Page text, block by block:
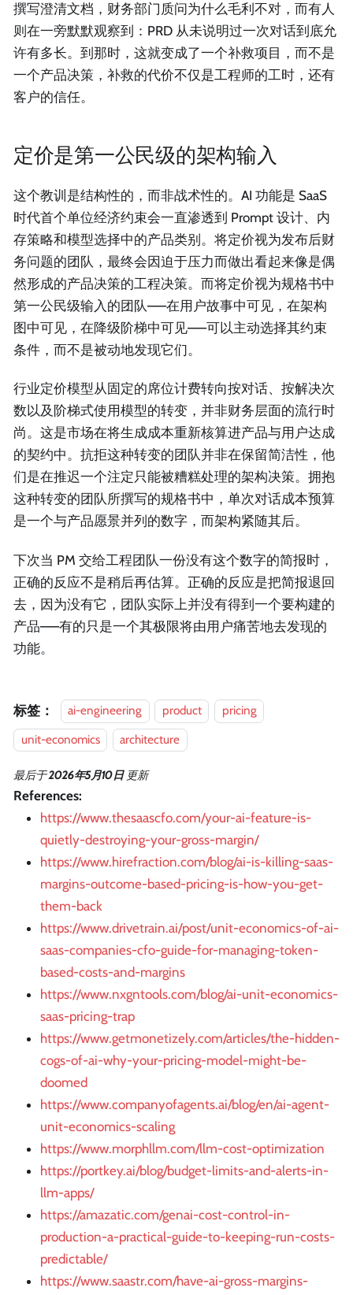
撰写澄清文档，财务部门质问为什么毛利不对，而有人
则在一旁默默观察到：PRD 从未说明过一次对话到底允
许有多长。到那时，这就变成了一个补救项目，而不是
一个产品决策，补救的代价不仅是工程师的工时，还有
客户的信任。
定价是第一公民级的架构输入
这个教训是结构性的，而非战术性的。AI 功能是 SaaS
时代首个单位经济约束会一直渗透到 Prompt 设计、内
存策略和模型选择中的产品类别。将定价视为发布后财
务问题的团队，最终会因迫于压力而做出看起来像是偶
然形成的产品决策的工程决策。而将定价视为规格书中
第一公民级输入的团队——在用户故事中可见，在架构
图中可见，在降级阶梯中可见——可以主动选择其约束
条件，而不是被动地发现它们。
行业定价模型从固定的席位计费转向按对话、按解决次
数以及阶梯式使用模型的转变，并非财务层面的流行时
尚。这是市场在将生成成本重新核算进产品与用户达成
的契约中。抗拒这种转变的团队并非在保留简洁性，他
们是在推迟一个注定只能被糟糕处理的架构决策。拥抱
这种转变的团队所撰写的规格书中，单次对话成本预算
是一个与产品愿景并列的数字，而架构紧随其后。
下次当 PM 交给工程团队一份没有这个数字的简报时，
正确的反应不是稍后再估算。正确的反应是把简报退回
去，因为没有它，团队实际上并没有得到一个要构建的
产品——有的只是一个其极限将由用户痛苦地去发现的
功能。
标签： ai-engineering product
pricing
unit-economics
architecture
最后于2026年5月10日 更新
References:
https://www.thesaascfo.com/your-ai-feature-is-
quietly-destroying-your-gross-margin/
https://www.hirefraction.com/blog/ai-is-killing-saas-
margins-outcome-based-pricing-is-how-you-get-
them-back
https://www.drivetrain.ai/post/unit-economics-of-ai-
saas-companies-cfo-guide-for-managing-token-
based-costs-and-margins
https://www.nxgntools.com/blog/ai-unit-economics-
saas-pricing-trap
https://www.getmonetizely.com/articles/the-hidden-
cogs-of-ai-why-your-pricing-model-might-be-
doomed
https://www.companyofagents.ai/blog/en/ai-agent-
unit-economics-scaling
https://www.morphllm.com/llm-cost-optimization
https://portkey.ai/blog/budget-limits-and-alerts-in-
llm-apps/
https://amazatic.com/genai-cost-control-in-
production-a-practical-guide-to-keeping-run-costs-
predictable/
https://www.saastr.com/have-ai-gross-margins-